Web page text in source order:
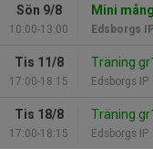
Sön 9/8
10:00-13:00
Mini
Edsborgs
Tis 11/8
17:00-18:15
Träning
Edsborgs IP
Tis 18/8
17:00-18:15
Träning
Edsborgs IP